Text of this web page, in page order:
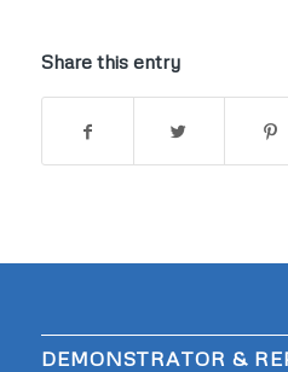
Share this entry
DEMONSTRATOR &